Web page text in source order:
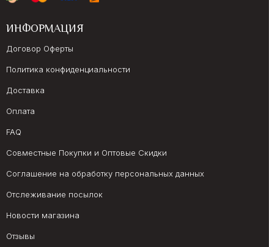
ИНФОРМАЦИЯ
Договор Оферты
Политика конфиденциальности
Доставка
Оплата
FAQ
Совместные Покупки и Оптовые Скидки
Соглашение на обработку персональных данных
Отслеживание посылок
Новости магазина
Отзывы